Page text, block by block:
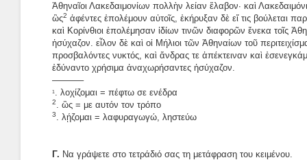
Ἀθηναῖοι Λακεδαιμονίων πολλὴν λείαν ἔλαβον· καὶ
ὣς2 ἀφέντες ἐπολέμουν αὐτοῖς, ἐκήρυξαν δὲ εἴ τις βούλεται
καὶ Κορίνθιοι ἐπολέμησαν ἰδίων τινῶν διαφορῶν ἕνεκα τοῖς
ἡσύχαζον. εἷλον δὲ καὶ οἱ Μήλιοι τῶν Ἀθηναίων τοῦ
προσβαλόντες νυκτός, καὶ ἄνδρας τε ἀπέκτειναν καὶ
ἐδύναντο χρήσιμα ἀναχωρήσαντες ἡσύχαζον.
———–
1. λοχίζομαι = πέφτω σε ενέδρα
2. ὣς = με αυτόν τον τρόπο
3. λῄζομαι = λαφυραγωγώ, ληστεύω
Γ. Να γράψετε στο τετράδιό σας τη μετάφραση του κειμένου.